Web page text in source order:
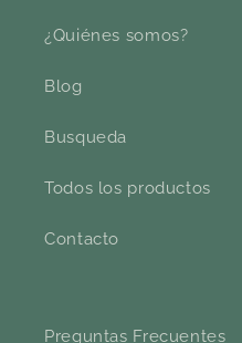
¿Quiénes somos?
Blog
Busqueda
Todos los productos
Contacto
Preguntas Frecuentes